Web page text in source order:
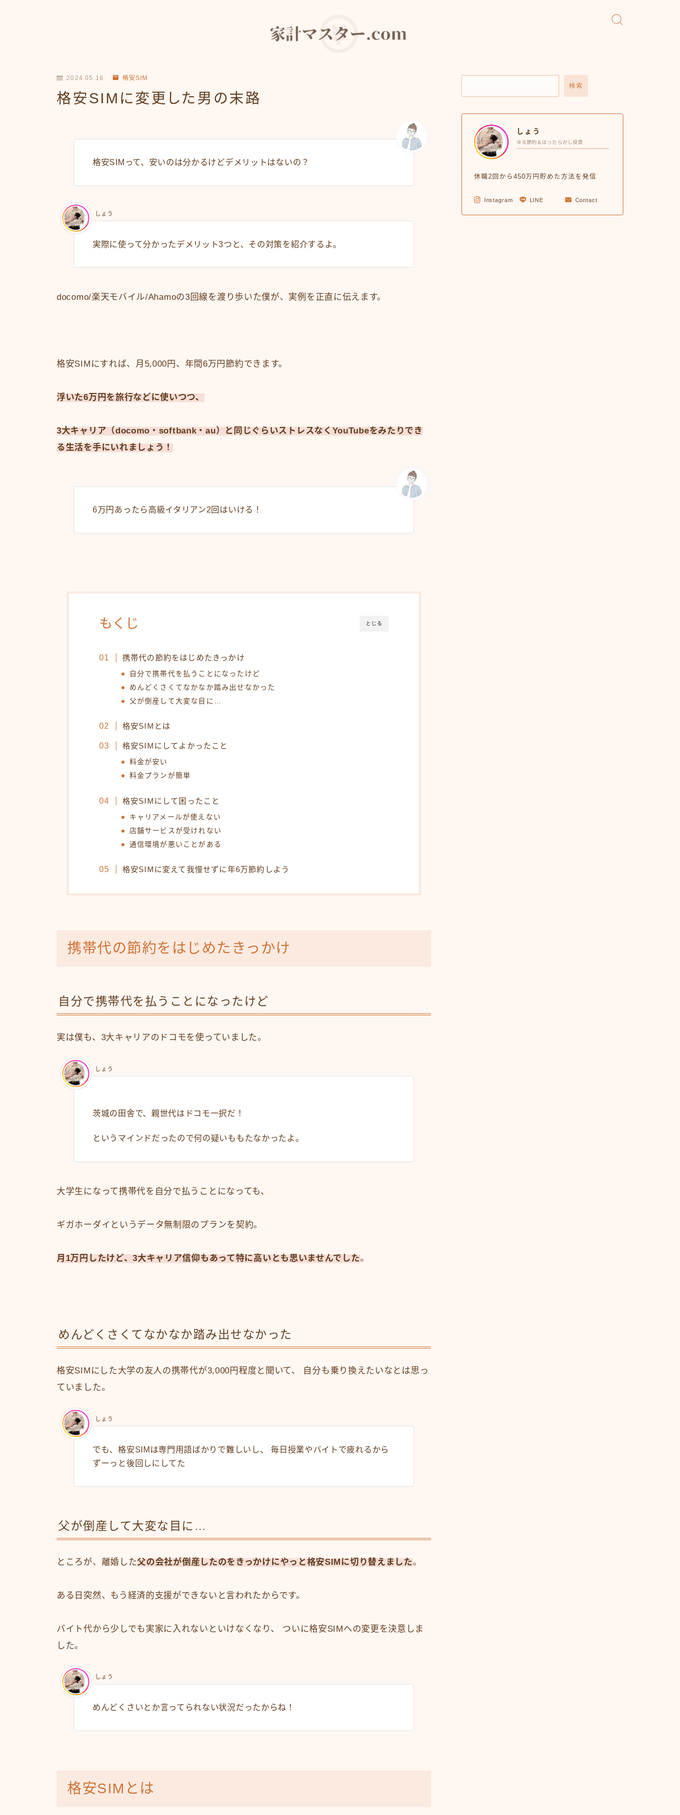
2024.05.16 格安SIM
格安SIMに変更した男の末路
格安SIMって、安いのは分かるけどデメリットはないの？
実際に使って分かったデメリット3つと、その対策を紹介するよ。
しょう
docomo/楽天モバイル/Ahamoの3回線を渡り歩いた僕が、実例を正直に伝えます。
格安SIMにすれば、月5,000円、年間6万円節約できます。
浮いた6万円を旅行などに使いつつ、
3大キャリア（docomo・softbank・au）と同じぐらいストレスなくYouTubeをみたりでき
る生活を手にいれましょう！
6万円あったら高級イタリアン2回はいける！
とじる
もくじ
携帯代の節約をはじめたきっかけ
自分で携帯代を払うことになったけど
めんどくさくてなかなか踏み出せなかった
父が倒産して大変な目に…
格安SIMとは
格安SIMにしてよかったこと
料金が安い
料金プランが簡単
格安SIMにして困ったこと
キャリアメールが使えない
店舗サービスが受けれない
通信環境が悪いことがある
格安SIMに変えて我慢せずに年6万節約しよう
携帯代の節約をはじめたきっかけ
自分で携帯代を払うことになったけど
実は僕も、3大キャリアのドコモを使っていました。
茨城の田舎で、親世代はドコモ一択だ！
というマインドだったので何の疑いももたなかったよ。
しょう
大学生になって携帯代を自分で払うことになっても、
ギガホーダイというデータ無制限のプランを契約。
月1万円したけど、3大キャリア信仰もあって特に高いとも思いませんでした。
めんどくさくてなかなか踏み出せなかった
格安SIMにした大学の友人の携帯代が3,000円程度と聞いて、 自分も乗り換えたいなとは思っ
ていました。
でも、格安SIMは専門用語ばかりで難しいし、 毎日授業やバイトで疲れるから
ずーっと後回しにしてた
しょう
父が倒産して大変な目に…
ところが、離婚した父の会社が倒産したのをきっかけにやっと格安SIMに切り替えました。
ある日突然、もう経済的支援ができないと言われたからです。
バイト代から少しでも実家に入れないといけなくなり、 ついに格安SIMへの変更を決意しま
した。
めんどくさいとか言ってられない状況だったからね！
しょう
格安SIMとは
検索
しょう
ゆる節約＆ほったらかし投資
休職2回から450万円貯めた方法を発信
Instagram LINE Contact